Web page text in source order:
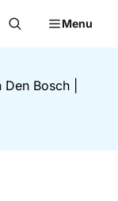
Menu
Den Bosch